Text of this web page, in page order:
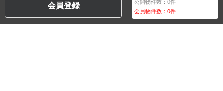
会員登録 公開物件数：0件
会員物件数：0件